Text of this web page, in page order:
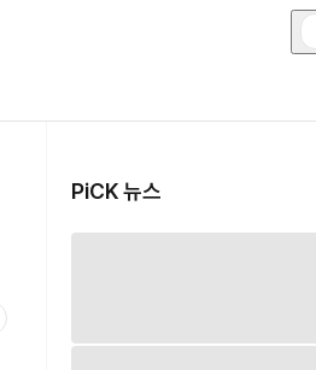
PiCK 뉴스